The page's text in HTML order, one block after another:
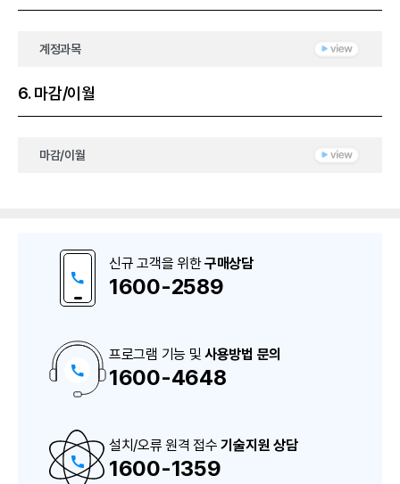
계정과목
6. 마감/이월
마감/이월
구
매
S
상
담
번
신규 고객을 위한구매상담
1600-2589
프로그램 기능 및 사용방법 문의
1600-4648
설치/오류 원격 접수기술지원 상담
1600-1359